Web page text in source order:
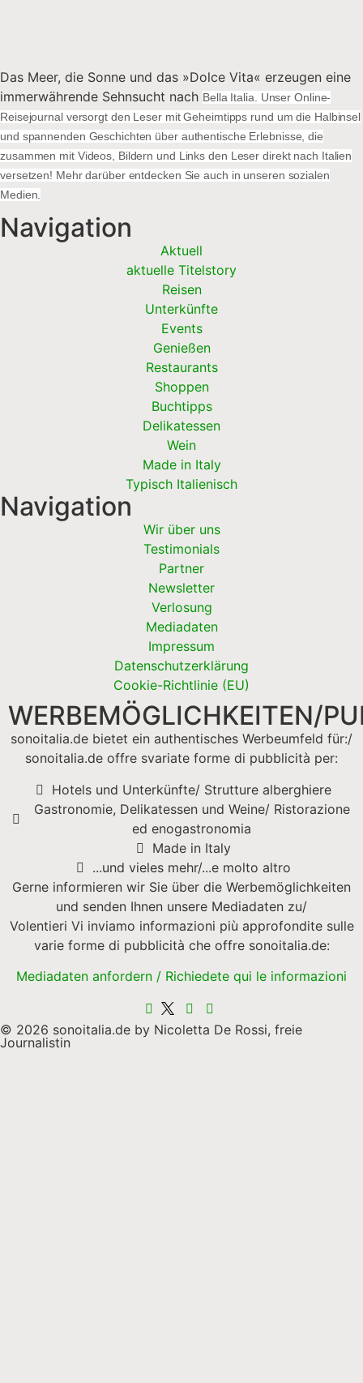
Das Meer, die Sonne und das »Dolce Vita« erzeugen eine
immerwährende Sehnsucht nach Bella Italia. Unser Online-
Reisejournal versorgt den Leser mit Geheimtipps rund um die Halbinsel
und spannenden Geschichten über authentische Erlebnisse, die
zusammen mit Videos, Bildern und Links den Leser direkt nach Italien
versetzen! Mehr darüber entdecken Sie auch in unseren sozialen
Medien.
Navigation
Aktuell
aktuelle Titelstory
Reisen
Unterkünfte
Events
Genießen
Restaurants
Shoppen
Buchtipps
Delikatessen
Wein
Made in Italy
Typisch Italienisch
Navigation
Wir über uns
Testimonials
Partner
Newsletter
Verlosung
Mediadaten
Impressum
Datenschutzerklärung
Cookie-Richtlinie (EU)
WERBEMÖGLICHKEITEN/
sonoitalia.de bietet ein authentisches Werbeumfeld für:/
sonoitalia.de offre svariate forme di pubblicità per:
Hotels und Unterkünfte/ Strutture alberghiere
Gastronomie, Delikatessen und Weine/ Ristorazione
ed enogastronomia
Made in Italy
...und vieles mehr/...e molto altro
Gerne informieren wir Sie über die Werbemöglichkeiten
und senden Ihnen unsere Mediadaten zu/
Volentieri Vi inviamo informazioni più approfondite sulle
varie forme di pubblicità che offre sonoitalia.de:
Mediadaten anfordern / Richiedete qui le informazioni
© 2026 sonoitalia.de by Nicoletta De Rossi, freie
Journalistin